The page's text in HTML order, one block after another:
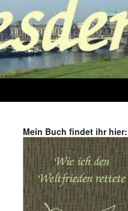
Mein Buch findet ihr hier: